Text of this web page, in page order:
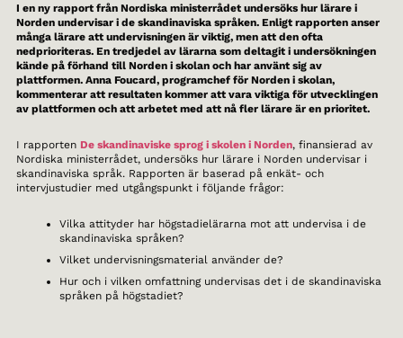
I en ny rapport från Nordiska ministerrådet undersöks hur lärare i
Norden undervisar i de skandinaviska språken. Enligt rapporten anser
många lärare att undervisningen är viktig, men att den ofta
nedprioriteras. En tredjedel av lärarna som deltagit i undersökningen
kände på förhand till Norden i skolan och har använt sig av
plattformen. Anna Foucard, programchef för Norden i skolan,
kommenterar att resultaten kommer att vara viktiga för utvecklingen
av plattformen och att arbetet med att nå fler lärare är en prioritet.
I rapporten De skandinaviske sprog i skolen i Norden, finansierad av
Nordiska ministerrådet, undersöks hur lärare i Norden undervisar i
skandinaviska språk. Rapporten är baserad på enkät- och
intervjustudier med utgångspunkt i följande frågor:
Vilka attityder har högstadielärarna mot att undervisa i de
skandinaviska språken?
Vilket undervisningsmaterial använder de?
Hur och i vilken omfattning undervisas det i de skandinaviska
språken på högstadiet?